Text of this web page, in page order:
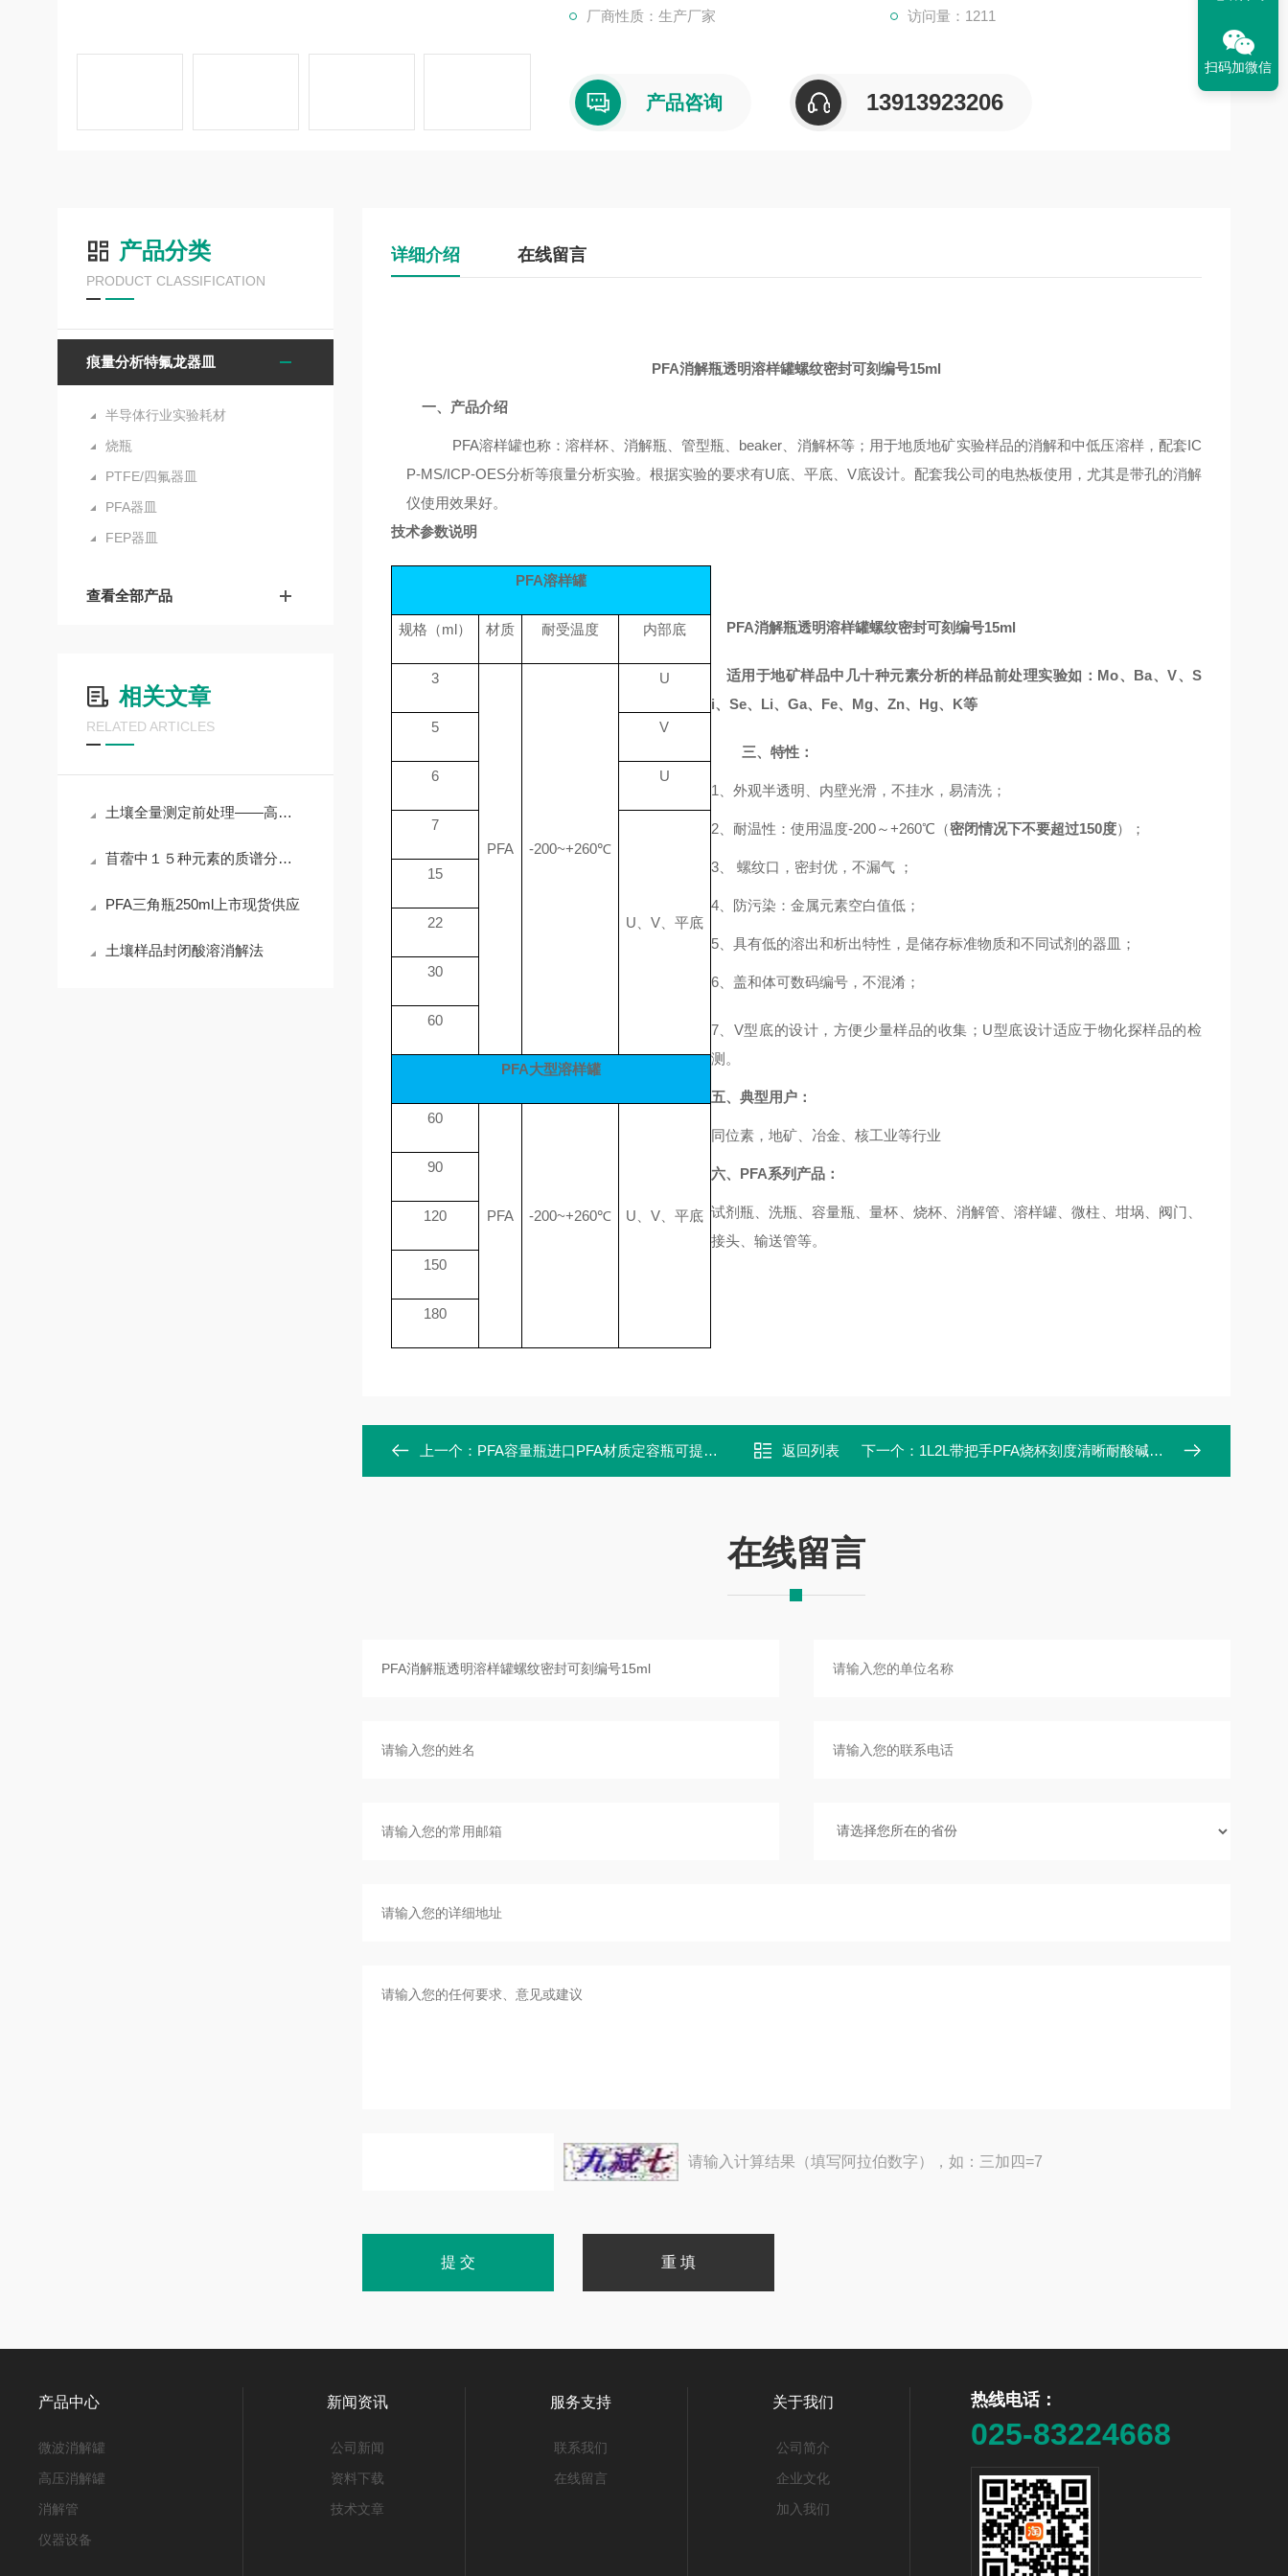
厂商性质：生产厂家 访问量：1211
产品咨询 13913923206
产品分类
PRODUCT CLASSIFICATION
痕量分析特氟龙器皿
半导体行业实验耗材
烧瓶
PTFE/四氟器皿
PFA器皿
FEP器皿
查看全部产品
相关文章
RELATED ARTICLES
土壤全量测定前处理——高压消解法
苜蓿中１５种元素的质谱分析及其安全性评价
PFA三角瓶250ml上市现货供应
土壤样品封闭酸溶消解法
详细介绍 在线留言
PFA消解瓶透明溶样罐螺纹密封可刻编号15ml
一、产品介绍
PFA溶样罐也称：溶样杯、消解瓶、管型瓶、 beaker 、消解杯等；用于地质地矿实验样品的消解和中低压溶样，配套IC
P-MS/ICP-OES分析等痕量分析实验。根据实验的要求有U底、平底、V底设计。 配套我公司的电热板使用，尤其是带孔的消解
仪使用效果好。
技术参数说明
PFA溶样罐
规格（ml） 材质 耐受温度 内部底
3
PFA -200~+260℃
U
5 V
6 U
7
U、V、平底
15
22
30
60
PFA大型溶样罐
60
PFA -200~+260℃ U、V、平底
90
120
150
180
PFA消解瓶透明溶样罐螺纹密封可刻编号15ml
适用于地矿样品中几十种元素分析的样品前处理实验如： Mo、Ba、V、S
i、Se、Li、Ga、Fe、Mg、Zn、Hg、K等
三、特性：
1、外观半透明、内壁光滑，不挂水，易清洗；
2、耐温性：使用温度-200～+260℃（密闭情况下不要超过150度）；
3、 螺纹口，密封优，不漏气 ；
4、防污染：金属元素空白值低；
5、具有低的溶出和析出特性 ，是储存标准物质和不同试剂的器皿 ；
6、盖和体可数码编号，不混淆；
7、 V型底的设计，方便少量样品的收集；U型底设计适应于物化探样品的检
测。
五、典型用户：
同位素，地矿、冶金、核工业等行业
六、 PFA系列产品：
试剂瓶、洗瓶、容量瓶、量杯、烧杯、消解管、溶样罐、微柱、坩埚、阀门、
接头、输送管等。
上一个： PFA容量瓶进口PFA材质定容瓶可提供校准 返回列表 下一个： 1L2L带把手PFA烧杯刻度清晰耐酸碱塑料烧杯
在线留言
请输入计算结果（填写阿拉伯数字），如：三加四=7
热线电话：
025-83224668
产品中心
微波消解罐
高压消解罐
消解管
仪器设备
新闻资讯
公司新闻
资料下载
技术文章
服务支持
联系我们
在线留言
关于我们
公司简介
企业文化
加入我们
扫码加微信